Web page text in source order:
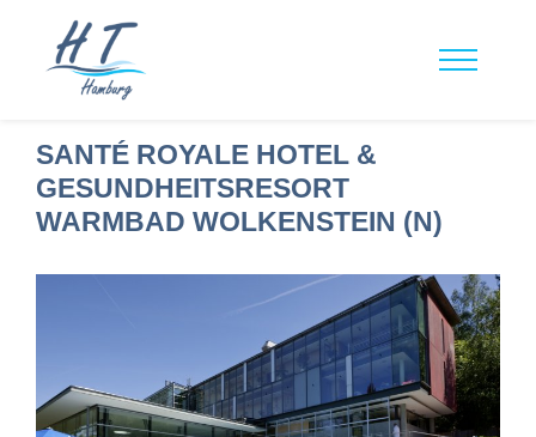
SANTÉ ROYALE HOTEL &
GESUNDHEITSRESORT
WARMBAD WOLKENSTEIN (N)